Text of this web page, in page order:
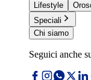
Lifestyle
Speciali
Chi siamo
Seguici anche